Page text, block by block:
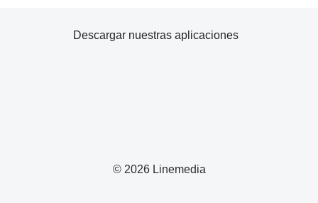
© 2026 Linemedia
Descargar nuestras aplicaciones